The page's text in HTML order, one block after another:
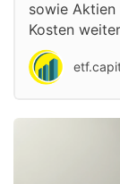
sowie Aktien
Kosten